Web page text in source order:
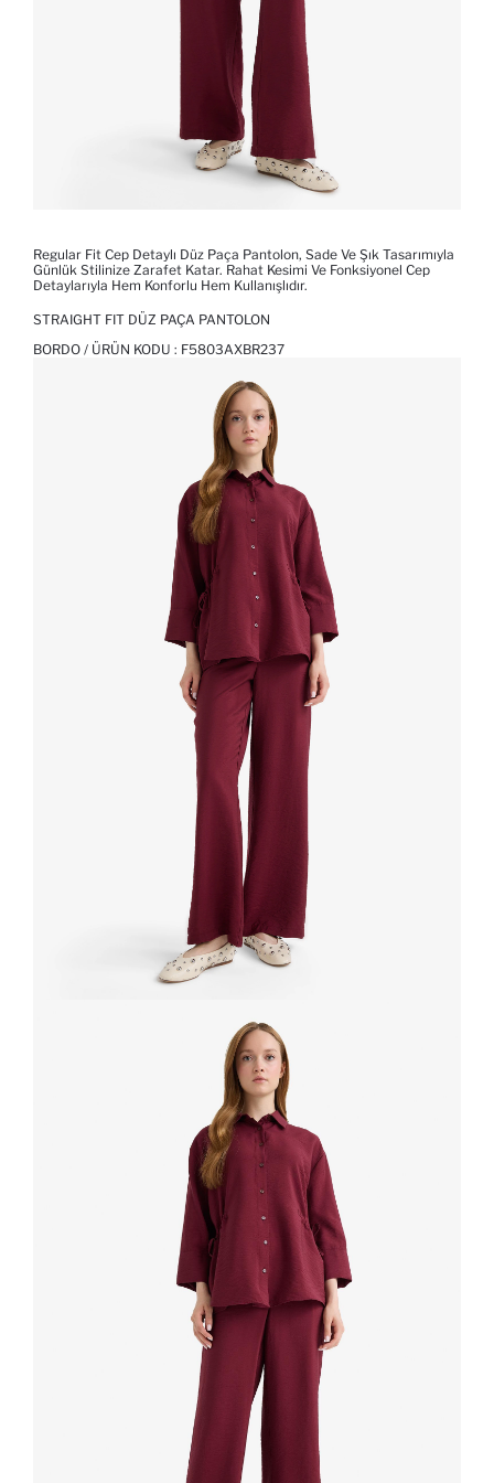
Regular Fit Cep Detaylı Düz Paça Pantolon, Sade Ve Şık Tasarımıyla
Günlük Stilinize Zarafet Katar. Rahat Kesimi Ve Fonksiyonel Cep
Detaylarıyla Hem Konforlu Hem Kullanışlıdır.
STRAIGHT FIT DÜZ PAÇA PANTOLON
BORDO / ÜRÜN KODU : F5803AXBR237